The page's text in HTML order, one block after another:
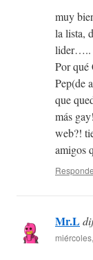
muy
la lista,
lider…..
Por qué
Pep(de
que
más
web?!
amigos
Mr.L